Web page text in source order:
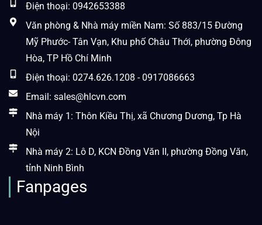
Điện thoại: 0942653388
Văn phòng & Nhà máy miền Nam: Số 883/15 Đường
Mỹ Phước- Tân Vạn, Khu phố Châu Thới, phường Đông
Hòa, TP Hồ Chí Minh
Điện thoại: 0274.626.1208 - 0917086663
Email: sales@hlcvn.com
Nhà máy 1: Thôn Kiều Thị, xã Chương Dương, Tp Hà
Nội
Nhà máy 2: Lô D, KCN Đồng Văn II, phường Đồng Văn,
tỉnh Ninh Bình
Fanpages